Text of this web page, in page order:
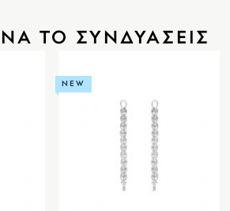
ΤΟ ΣΥΝΔΥΑΣΕΙΣ
NEW